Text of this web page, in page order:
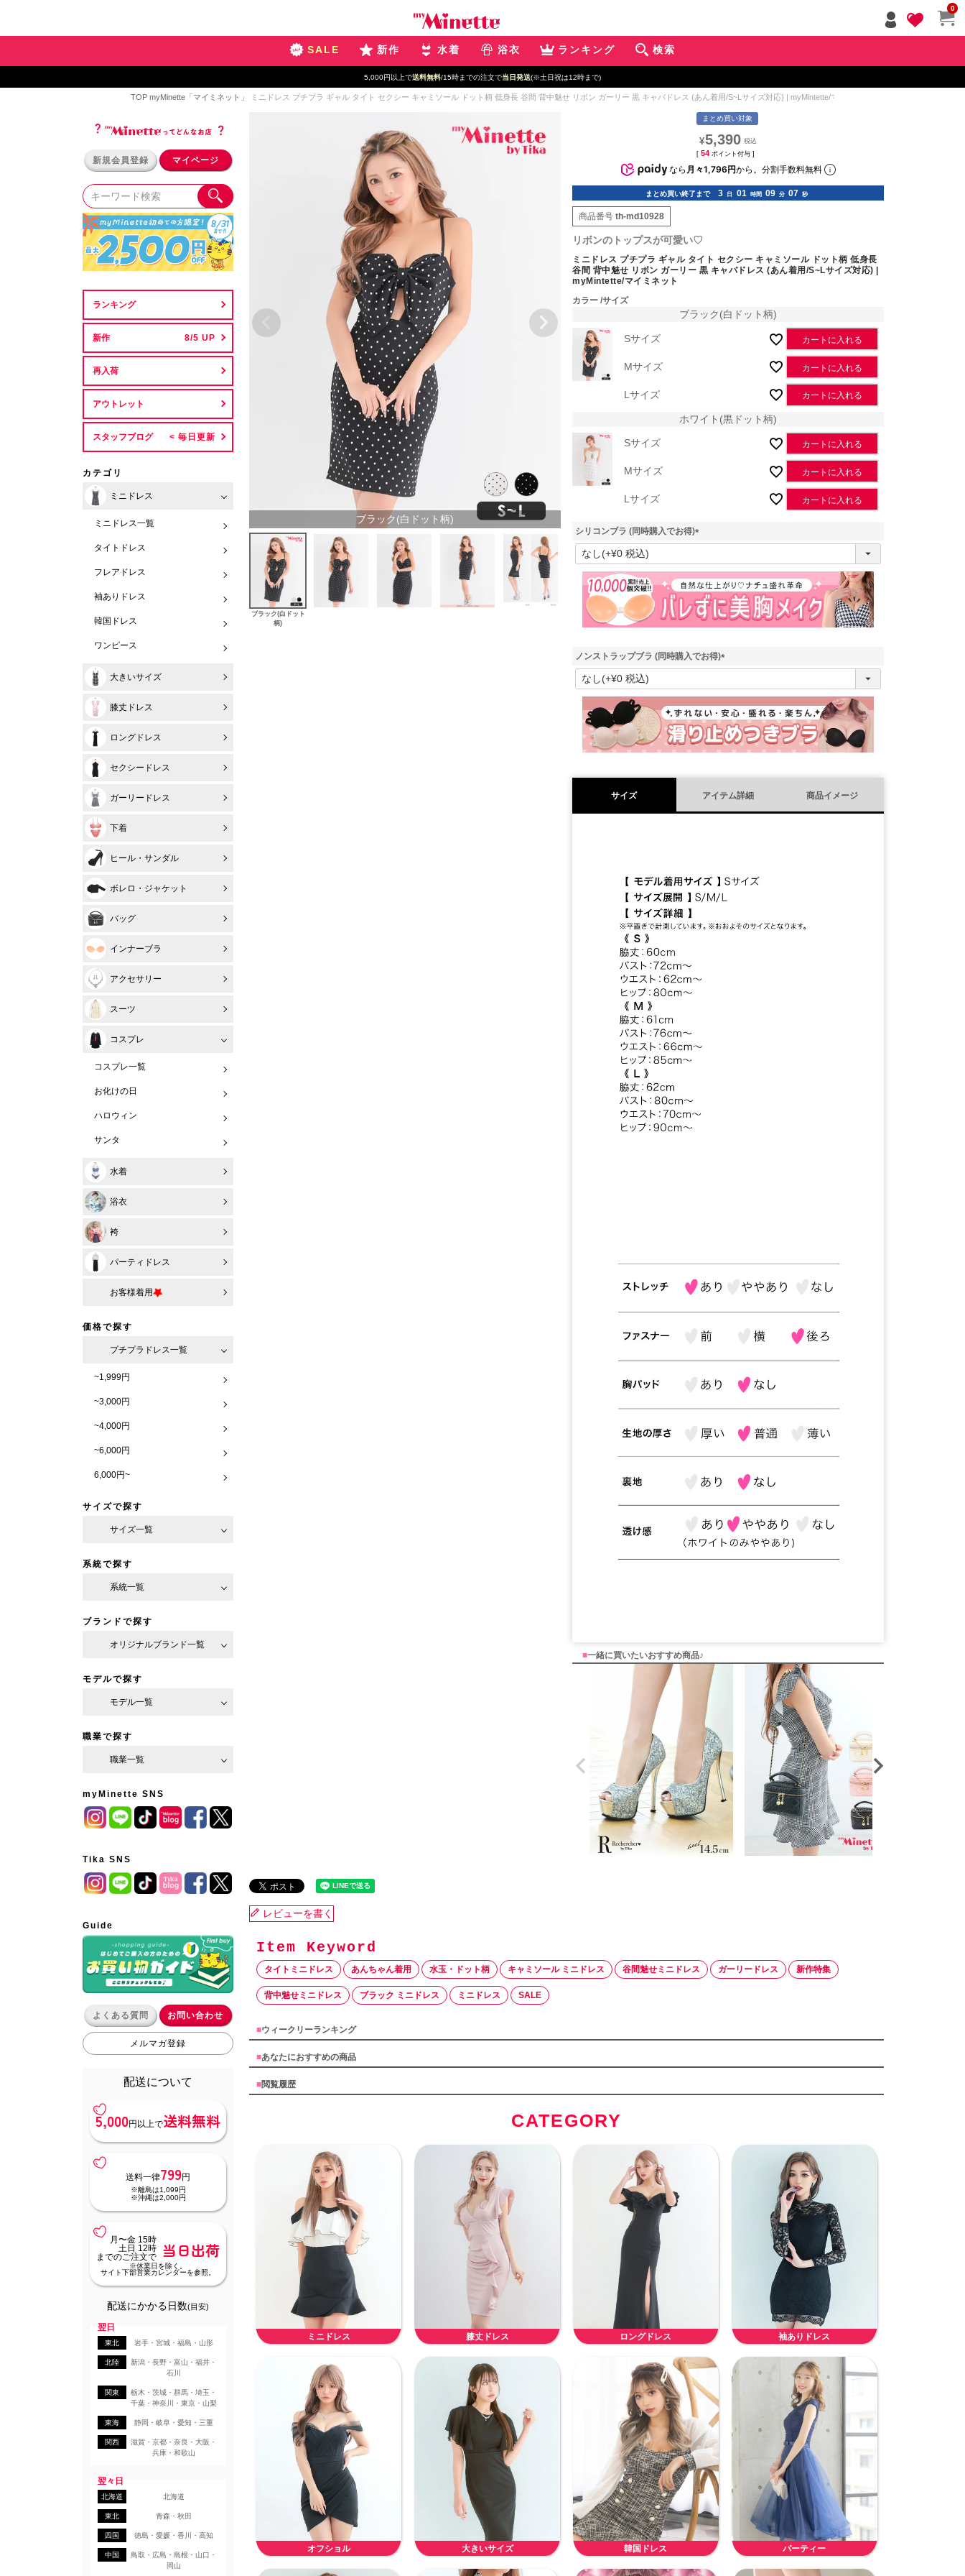
0
SALE 新作 水着 浴衣 ランキング 検索
5,000円以上で送料無料/15時までの注文で当日発送(※土日祝は12時まで)
TOP myMinette「マイミネット」 ミニドレス プチプラ ギャル タイト セクシー キャミソール ドット柄 低身長 谷間 背中魅せ リボン ガーリー 黒 キャバドレス (あん着用/S~Lサイズ対応) | myMintette/マイミネット
新規会員登録 マイページ
ランキング
新作
再入荷
アウトレット
スタッフブログ
カテゴリ
ミニドレス
ミニドレス一覧
タイトドレス
フレアドレス
袖ありドレス
韓国ドレス
ワンピース
大きいサイズ
膝丈ドレス
ロングドレス
セクシードレス
ガーリードレス
下着
ヒール・サンダル
ボレロ・ジャケット
バッグ
インナーブラ
アクセサリー
スーツ
コスプレ
コスプレ一覧
お化けの日
ハロウィン
サンタ
水着
浴衣
袴
パーティドレス
お客様着用
価格で探す
プチプラドレス一覧
~1,999円
~3,000円
~4,000円
~6,000円
6,000円~
サイズで探す
サイズ一覧
系統で探す
系統一覧
ブランドで探す
オリジナルブランド一覧
モデルで探す
モデル一覧
職業で探す
職業一覧
myMinette SNS
Tika SNS
Guide
よくある質問 お問い合わせ
メルマガ登録
配送について
5,000円以上で送料無料
送料一律799円
※離島は1,099円
※沖縄は2,000円
月〜金 15時
土日 12時
までのご注文で
当日出荷
※休業日を除く。
サイト下部営業カレンダーを参照。
配送にかかる日数(目安)
翌日
東北 岩手・宮城・福島・山形
北陸
新潟・長野・富山・福井・
石川
関東
栃木・茨城・群馬・埼玉・
千葉・神奈川・東京・山梨
東海 静岡・岐阜・愛知・三重
関西
滋賀・京都・奈良・大阪・
兵庫・和歌山
翌々日
北海道 北海道
東北 青森・秋田
四国 徳島・愛媛・香川・高知
中国
鳥取・広島・島根・山口・
岡山
ブラック(白ドット柄)
ブラック(白ドット
柄)
ホワイト(黒ドット
柄)
まとめ買い対象
¥5,390
[ 54 ポイント付与 ]
なら 月々1,796円から。分割手数料無料
まとめ買い終了まで 3 日 01 時間 09 分 05 秒
商品番号 th-md10928
リボンのトップスが可愛い♡
ミニドレス プチプラ ギャル タイト セクシー キャミソール ドット柄 低身長
谷間 背中魅せ リボン ガーリー 黒 キャバドレス (あん着用/S~Lサイズ対応) |
myMintette/マイミネット
カラー サイズ
ブラック(白ドット柄)
Sサイズ カートに入れる
Mサイズ カートに入れる
Lサイズ カートに入れる
ホワイト(黒ドット柄)
Sサイズ カートに入れる
Mサイズ カートに入れる
Lサイズ カートに入れる
シリコンブラ (同時購入でお得)
(
須
)
ノンストラップブラ (同時購入でお得)
(
須
)
サイズ アイテム詳細 商品イメージ
■一緒に買いたいおすすめ商品♪
レビューを書く
タイトミニドレス あんちゃん着用 水玉・ドット柄 キャミソール ミニドレス 谷間魅せミニドレス ガーリードレス 新作特集
背中魅せミニドレス ブラック ミニドレス ミニドレス SALE
■ウィークリーランキング
■あなたにおすすめの商品
■閲覧履歴
CATEGORY
ミニドレス 膝丈ドレス ロングドレス 袖ありドレス
オフショル 大きいサイズ 韓国ドレス パーティー
ジト
ップ